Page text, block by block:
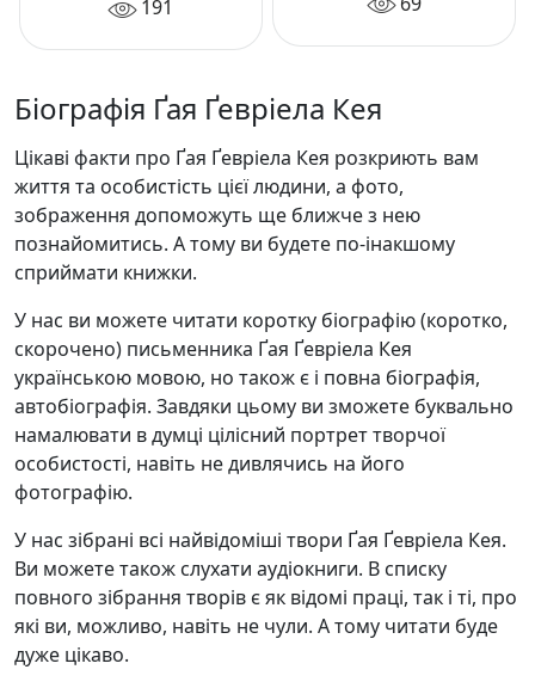
191
Біографія Ґая Ґевріела Кея
Цікаві факти про Ґая Ґевріела Кея розкриють вам
життя та особистість цієї людини, а фото,
зображення допоможуть ще ближче з нею
познайомитись. А тому ви будете по-інакшому
сприймати книжки.
У нас ви можете читати коротку біографію (коротко,
скорочено) письменника Ґая Ґевріела Кея
українською мовою, но також є і повна біографія,
автобіографія. Завдяки цьому ви зможете буквально
намалювати в думці цілісний портрет творчої
особистості, навіть не дивлячись на його
фотографію.
У нас зібрані всі найвідоміші твори Ґая Ґевріела Кея.
Ви можете також слухати аудіокниги. В списку
повного зібрання творів є як відомі праці, так і ті, про
які ви, можливо, навіть не чули. А тому читати буде
дуже цікаво.